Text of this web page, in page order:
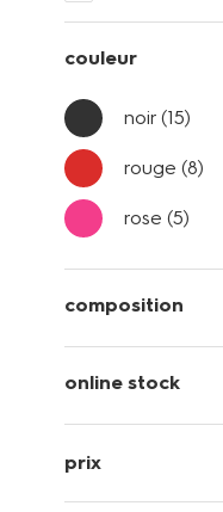
couleur
noir (15)
rouge (8)
rose (5)
composition
online stock
prix